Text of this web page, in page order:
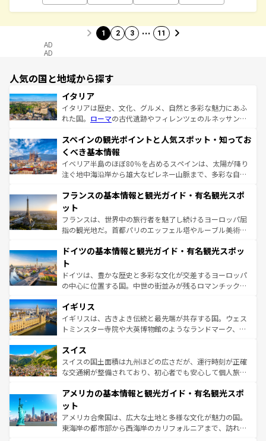
1 2 3 … 11
AD
AD
人気の国と地域から探す
イタリア
イタリアは歴史、文化、グルメ、自然と多彩な魅力にあふ
れた国。 ローマの古代遺跡やフィレンツェのルネッサンス
ろん、トスカーナの美しい田園風景やアマルフィ海岸の絶
景など、自然景観も見逃せない。観光の合間には、本場の
ピザやパスタなど、絶品のイタリア料理を堪能することも
できる。朝目覚めてから夜眠るまで、すべての瞬間を楽し
なお、新着のイタリア情報はコンテンツ一覧を参照してほ
しい。
スペインの観光ポイントと人気スポット・知ってお
くべき基本情報
イベリア半島のほぼ80％を占めるスペインは、太陽が降り
注ぐ地中海沿岸から雄大なピレネー山脈まで、多彩な自然
文化が根付くこの国では、情熱的なフラメンコ、熱気あふ
れる闘牛、そして美味しいタパスが生活の一部となってい
る。首都マドリードの洗練された雰囲気や、バルセロナの
アートに溢れた街角から、地方では古代ローマ遺跡や中世
せる。地方によって風土や気候が異なるスペインはその個
ンテンツ一覧 を参照してほしい。
フランスの基本情報と観光ガイド・有名観光スポ
ット
フランスは、世界中の旅行者を魅了し続けるヨーロッパ屈
指の観光地だ。首都パリのエッフェル塔やルーブル美術館
で、幅広い魅力が詰まっている。華麗な宮殿、歴史的な大
聖堂、美しいビーチ、そして豊かな自然が、訪れる者を心
から魅了する。また、フランスは美食の国としても知ら
れ、フランス料理はユネスコ無形文化遺産にも登録されて
香り高いラベンダー畑など、多彩な楽しみ方が可能だ。さ
らに、パリ以外の地域にも魅力が溢れており、どの街角に
も豊かな歴史と文化が息づいている。パリ以外の個性あふ
を参照してほしい。
ドイツの基本情報と観光ガイド・有名観光スポッ
ト
ドイツは、豊かな歴史と多彩な文化が交差するヨーロッパ
の中心に位置する国。中世の街並みが残るロマンチック街
顔を持つこの国は、どこを歩いても飽きることがない。ベ
ルリンの文化的活気、バイエルン州のアルプスの絶景、そ
してライン川沿いのワイン畑といった風景は必見。ビール
は、お酒好きな人にはぜひ体験してほしい。 なお、新着の
ドイツ情報はコンテンツ一覧を参照してほしい。
イギリス
イギリスは、古きよき伝統と最先端が共存する国。ウェス
トミンスター寺院や大英博物館のようなランドマーク、歴
リアごとに異なる魅力がある。また、優雅なアフタヌーン
ティー、ビール好きにはたまらない英国パブ、サッカー観
戦など、本場だからこそできる体験も豊富。イギリスを旅
ンツ一覧を参照してほしい。
スイス
スイスの国土面積は九州ほどの広さだが、運行時刻が正確
な交通網が整備されており、初心者でも安心して個人旅行
の建物がそのまま残る町や、スイスならではのユニークな
博物館もあり、アルプス観光だけでなく町歩きも満喫する
ことができる。国民の所得が高いため物価も高いが、旅行
者向けの交通パス提供のサービスもあり、うまく活用すれ
アメリカの基本情報と観光ガイド・有名観光スポ
ット
アメリカ合衆国は、広大な土地と多様な文化が魅力の国。
東海岸の都市部から西海岸のカリフォルニアまで、訪れる